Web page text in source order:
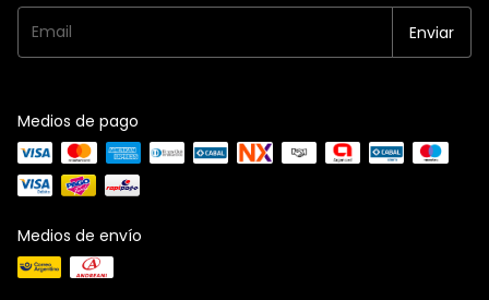
Medios de pago
Medios de envío